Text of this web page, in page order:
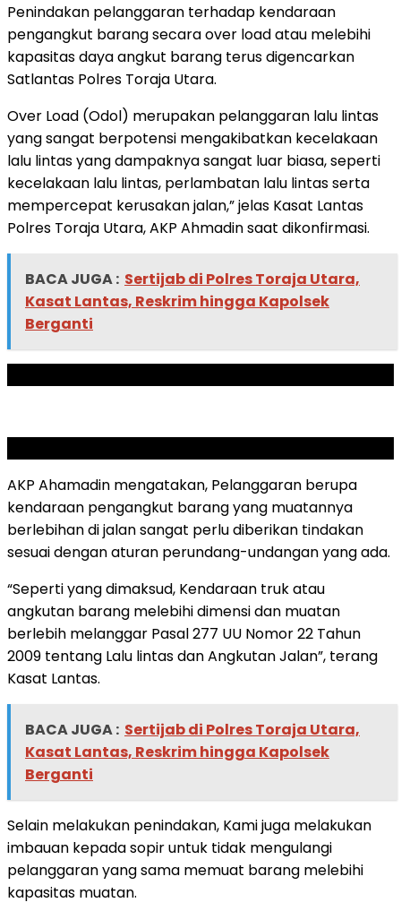
Penindakan pelanggaran terhadap kendaraan
pengangkut barang secara over load atau melebihi
kapasitas daya angkut barang terus digencarkan
Satlantas Polres Toraja Utara.
Over Load (Odol) merupakan pelanggaran lalu lintas
yang sangat berpotensi mengakibatkan kecelakaan
lalu lintas yang dampaknya sangat luar biasa, seperti
kecelakaan lalu lintas, perlambatan lalu lintas serta
mempercepat kerusakan jalan,” jelas Kasat Lantas
Polres Toraja Utara, AKP Ahmadin saat dikonfirmasi.
BACA JUGA : Sertijab di Polres Toraja Utara,
Kasat Lantas, Reskrim hingga Kapolsek
Berganti
AKP Ahamadin mengatakan, Pelanggaran berupa
kendaraan pengangkut barang yang muatannya
berlebihan di jalan sangat perlu diberikan tindakan
sesuai dengan aturan perundang-undangan yang ada.
“Seperti yang dimaksud, Kendaraan truk atau
angkutan barang melebihi dimensi dan muatan
berlebih melanggar Pasal 277 UU Nomor 22 Tahun
2009 tentang Lalu lintas dan Angkutan Jalan”, terang
Kasat Lantas.
BACA JUGA : Sertijab di Polres Toraja Utara,
Kasat Lantas, Reskrim hingga Kapolsek
Berganti
Selain melakukan penindakan, Kami juga melakukan
imbauan kepada sopir untuk tidak mengulangi
pelanggaran yang sama memuat barang melebihi
kapasitas muatan.